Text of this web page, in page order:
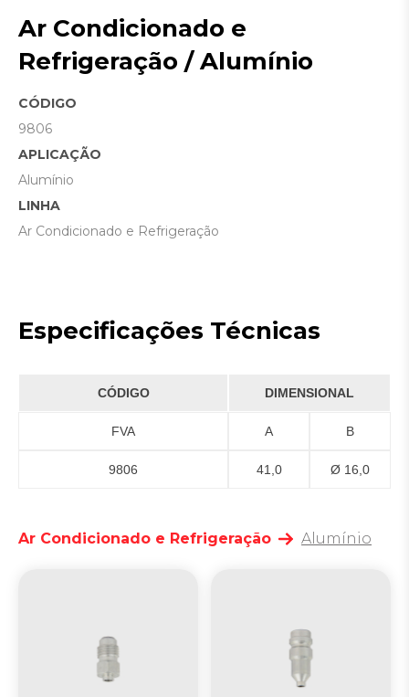
Ar Condicionado e
Refrigeração / Alumínio
CÓDIGO
9806
APLICAÇÃO
Alumínio
LINHA
Ar Condicionado e Refrigeração
Especificações Técnicas
CÓDIGO DIMENSIONAL
FVA A B
9806 41,0 Ø 16,0
Ar Condicionado e Refrigeração Alumínio